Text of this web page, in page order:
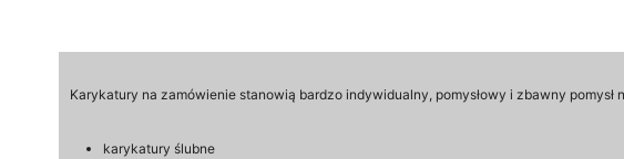
Karykatury na zamówienie stanowią bardzo indywidualny, pomysłowy i zbawny pomysł
karykatury ślubne